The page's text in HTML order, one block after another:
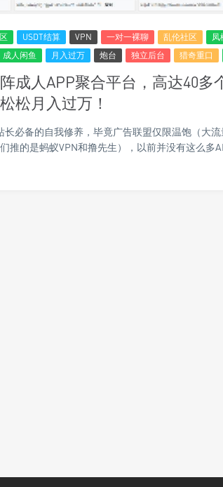
USDT结算 VPN 一对一裸聊 乱伦社区 凤
成人闲鱼 月入过万 炮台 独立后台 猎奇重口
成人APP聚合平台，高达40多
松月入过万！
长必备的自我修养，毕竟广告联盟仅限温饱（大
推的是蚂蚁VPN和撸先生），以前并没有这么多